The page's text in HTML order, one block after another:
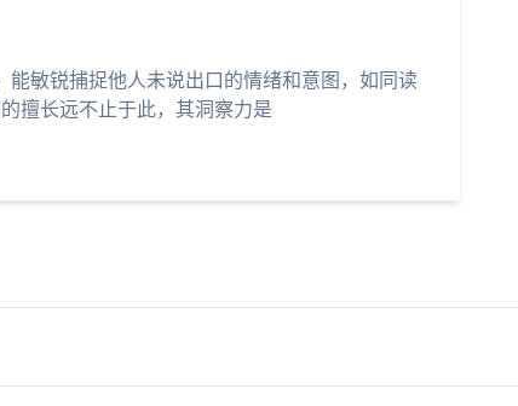
能敏锐捕捉他人未说出口的情绪和意图，如同读
擅长远不止于此，其洞察力是